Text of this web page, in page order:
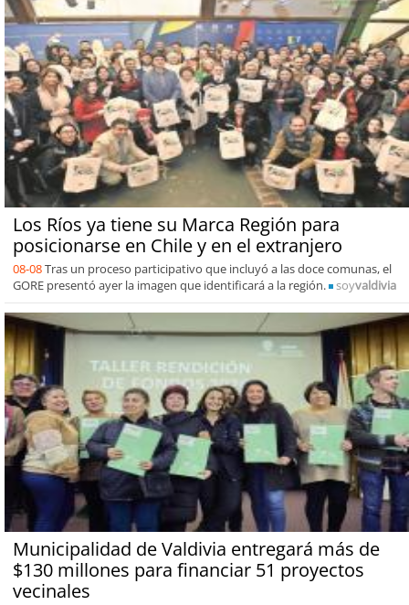
Los Ríos ya tiene su Marca Región para
posicionarse en Chile y en el extranjero
08-08Tras un proceso participativo que incluyó a las doce comunas, el
GORE presentó ayer la imagen que identificará a la región.
soyvaldivia
Municipalidad de Valdivia entregará más de
$130 millones para financiar 51 proyectos
vecinales